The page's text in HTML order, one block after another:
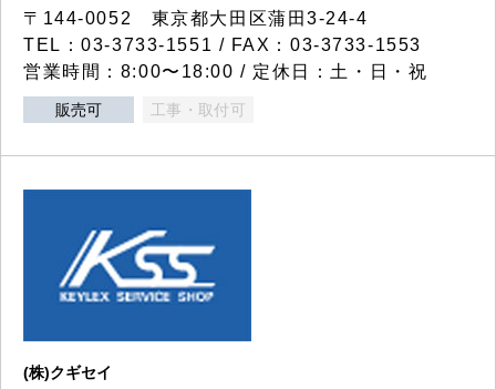
〒144-0052 東京都大田区蒲田3-24-4
TEL：03-3733-1551 / FAX：03-3733-1553
営業時間：8:00〜18:00 / 定休日：土・日・祝
販売可 工事・取付可
(株)クギセイ